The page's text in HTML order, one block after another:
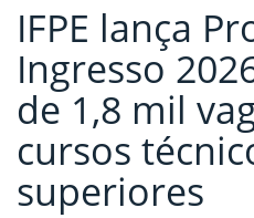
IFPE lança
Ingresso
de 1,8 mil
cursos
superiores